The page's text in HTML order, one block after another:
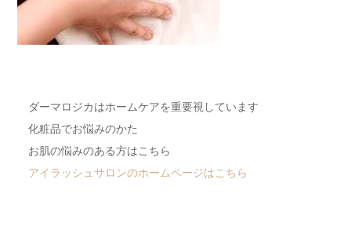
ダーマロジカはホームケアを重要視しています
化粧品でお悩みのかた
お肌の悩みのある方はこちら
アイラッシュサロンのホームページはこちら